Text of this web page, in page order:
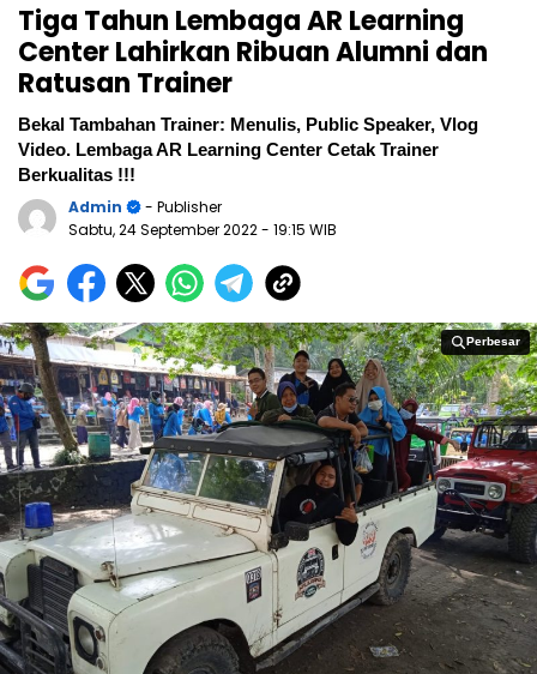
Tiga Tahun Lembaga AR Learning
Center Lahirkan Ribuan Alumni dan
Ratusan Trainer
Bekal Tambahan Trainer: Menulis, Public Speaker, Vlog
Video. Lembaga AR Learning Center Cetak Trainer
Berkualitas !!!
Admin
- Publisher
Sabtu, 24 September 2022- 19:15 WIB
Perbesar
Perbesar